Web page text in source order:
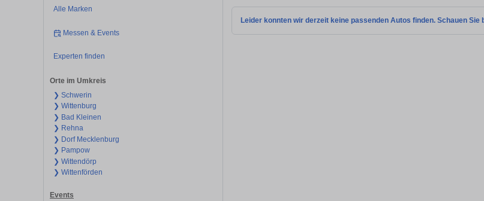
Alle Marken
Messen & Events
Experten finden
Orte im Umkreis
❯ Schwerin
❯ Wittenburg
❯ Bad Kleinen
❯ Rehna
❯ Dorf Mecklenburg
❯ Pampow
❯ Wittendörp
❯ Wittenförden
Events
Leider konnten wir derzeit keine passenden Autos finden. Schauen Sie